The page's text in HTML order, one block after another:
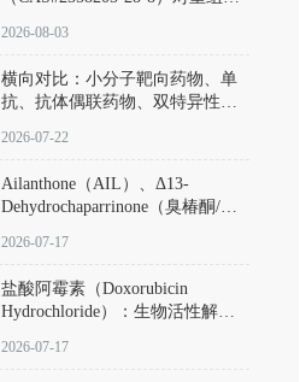
数（Km）为2.06 μM；其近红外
发光特性赋予优异的组织穿透能
力，大幅增强成像信噪比，从而
实现活体动物模型中极低给药剂
量下的高灵敏度、非侵入式生物
2026-08-03
横向对比：小分子靶向药物、单
抗、抗体偶联药物、双特异性抗
及应用瓶颈
2026-07-22
Ailanthone（AIL）、Δ13-
Dehydrochaparrinone（臭椿酮/臭
DKM货号 D806885
2026-07-17
盐酸阿霉素（Doxorubicin
Hydrochloride）：生物活性解
范
2026-07-17